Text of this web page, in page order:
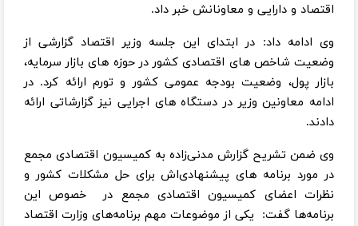
اقتصاد و دارایی و معاونانش خبر داد.
وی ادامه داد: در ابتدای این جلسه وزیر اقتصاد گزارشی از
وضعیت شاخص های اقتصادی کشور در حوزه های بازار سرمایه،
بازار پول، وضعیت بودجه عمومی کشور و تورم ارائه کرد. در
ادامه معاونین وزیر در دستگاه های اجرایی نیز گزارشاتی ارائه
دادند.
وی ضمن تشریح گزارش مدنی‌زاده به کمیسیون اقتصادی مجمع
در مورد برنامه های پیشنهادی‌اش برای حل مشکلات کشور و
نظرات اعضای کمیسیون اقتصادی مجمع در خصوص این
برنامه‌ها گفت: یکی از موضوعات مهم برنامه‌های وزارت اقتصاد